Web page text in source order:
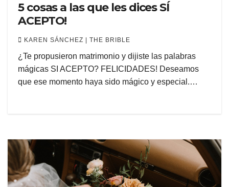
5 cosas a las que les dices SÍ
ACEPTO!
KAREN SÁNCHEZ | THE BRIBLE
¿Te propusieron matrimonio y dijiste las palabras
mágicas SI ACEPTO? FELICIDADES! Deseamos
que ese momento haya sido mágico y especial.…